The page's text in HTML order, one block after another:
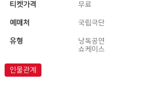
티켓가격 무료
예매처 국립극단
유형
낭독공연
쇼케이스
인물관계